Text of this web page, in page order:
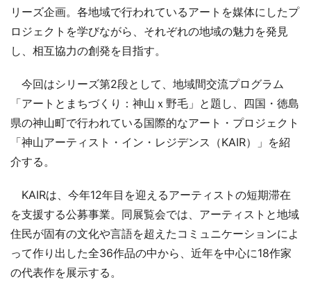
リーズ企画。各地域で行われているアートを媒体にしたプ
ロジェクトを学びながら、それぞれの地域の魅力を発見
し、相互協力の創発を目指す。
今回はシリーズ第2段として、地域間交流プログラム
「アートとまちづくり：神山ｘ野毛」と題し、四国・徳島
県の神山町で行われている国際的なアート・プロジェクト
「神山アーティスト・イン・レジデンス（KAIR）」を紹
介する。
KAIRは、今年12年目を迎えるアーティストの短期滞在
を支援する公募事業。同展覧会では、アーティストと地域
住民が固有の文化や言語を超えたコミュニケーションによ
って作り出した全36作品の中から、近年を中心に18作家
の代表作を展示する。